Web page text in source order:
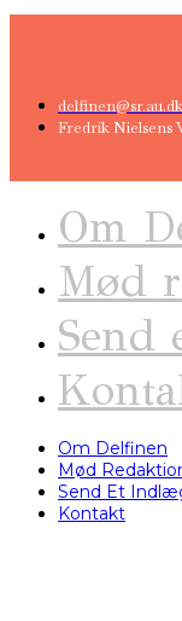
delfinen@sr.au.dk
Fredrik Nielsens
Om
Mød
Send
Om Delfinen
Mød
Send Et
Kontakt